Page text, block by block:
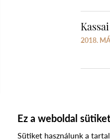
2018.
Ez a weboldal
Sütiket használunk a